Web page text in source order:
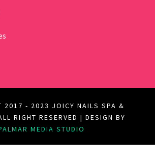
2017 - 2023 JOICY NAILS SPA &
RIGHT RESERVED | DESIGN BY
MEDIA STUDIO